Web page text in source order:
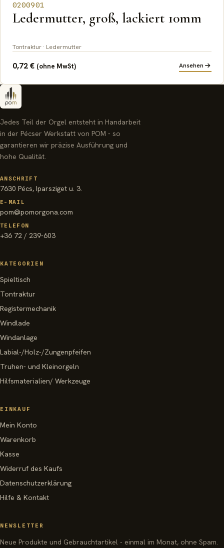
0200901
Ledermutter, groß, lackiert 10mm
Tontraktur · Ledermutter
0,72€ (ohne MwSt) Ansehen
Jedes Teil der Orgel entsteht in Handarbeit
in der Pécser Werkstatt von POM - so
garantieren wir präzise Ausführung und
hohe Qualität.
ANSCHRIFT
7630 Pécs, Iparsziget u. 3.
E-MAIL
pom@pomorgona.com
TELEFON
+36 72 / 239-603
KATEGORIEN
Spieltisch
Tontraktur
Registermechanik
Windlade
Windanlage
Labial-/Holz-/Zungenpfeifen
Truhen- und Kleinorgeln
Hilfsmaterialien/ Werkzeuge
EINKAUF
Mein Konto
Warenkorb
Kasse
Widerruf des Kaufs
Datenschutzerklärung
Hilfe & Kontakt
NEWSLETTER
Neue Produkte und Gebrauchtartikel - einmal im Monat, ohne Spam.